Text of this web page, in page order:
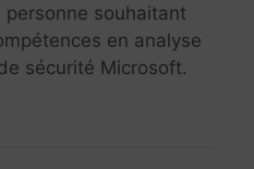
souhaitant
en analyse
sécurité Microsoft.